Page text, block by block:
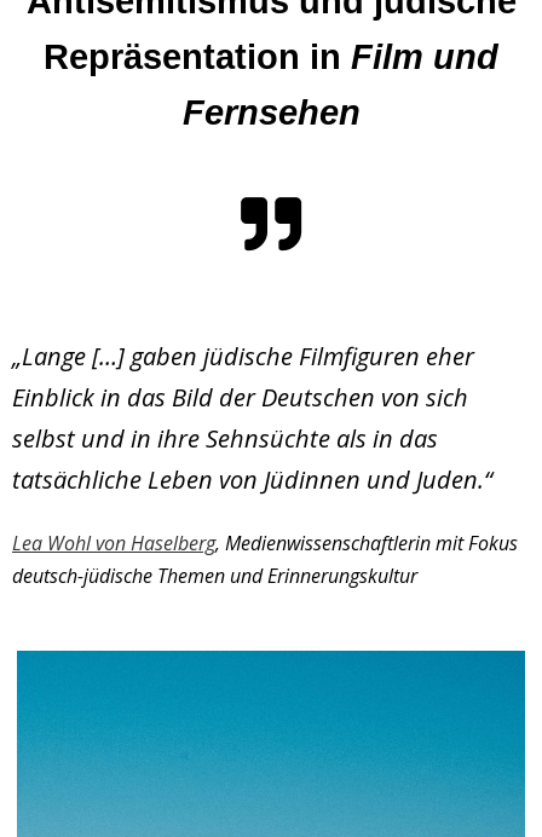
Repräsentation in Film und
Fernsehen
„Lange […] gaben jüdische Filmfiguren eher
Einblick in das Bild der Deutschen von sich
selbst und in ihre Sehnsüchte als in das
tatsächliche Leben von Jüdinnen und Juden.“
Lea Wohl von Haselberg, Medienwissenschaftlerin mit Fokus
deutsch-jüdische Themen und Erinnerungskultur